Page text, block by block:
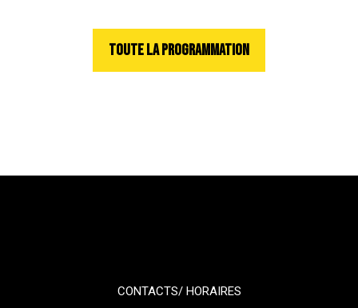
TOUTE LA PROGRAMMATION
CONTACTS/ HORAIRES